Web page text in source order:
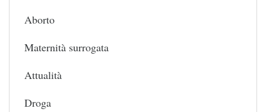
Aborto
Maternità surrogata
Attualità
Droga